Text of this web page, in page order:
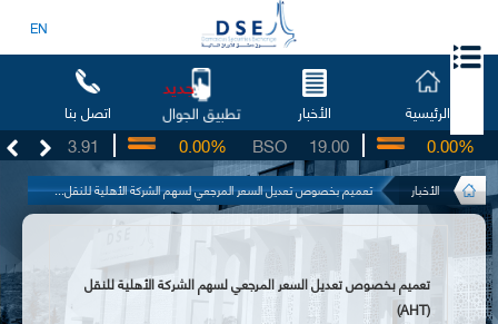
EN
الرئيسية الأخبار تطبيق الجوال
جديد
اتصل بنا
3.91
UG 19.00
BSO
0.00% 0.00%
الأخبار تعميم بخصوص تعديل السعر المرجعي لسهم الشركة الأهلية للنقل...
تعميم بخصوص تعديل السعر المرجعي لسهم الشركة الأهلية للنقل
(AHT)